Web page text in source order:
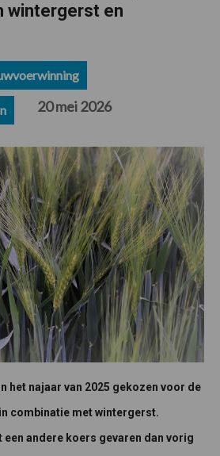
wintergerst en
20 mei 2026
het najaar van 2025 gekozen voor de
combinatie met wintergerst.
een andere koers gevaren dan vorig